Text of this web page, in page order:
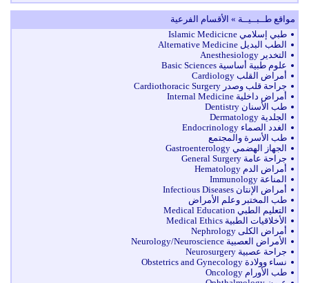
مواقع طــبــيــة » الأقسام الفرعية
طبي إسلامي Islamic Medicicne
الطب البديل Alternative Medicine
التخدير Anesthesiology
علوم طبية أساسية Basic Sciences
أمراض القلب Cardiology
جراحة قلب وصدر Cardiothoracic Surgery
أمراض داخلية Internal Medicine
طب الأسنان Dentistry
الجلدية Dermatology
الغدد الصماء Endocrinology
طب الأسرة والمجتمع
الجهاز الهضمي Gastroenterology
جراحة عامة General Surgery
أمراض الدم Hematology
المناعة Immunology
أمراض الإنتان Infectious Diseases
طب المختبر وعلم الأمراض
التعليم الطبي Medical Education
الأخلاقيات الطبية Medical Ethics
أمراض الكلى Nephrology
الأمراض العصبية Neurology/Neuroscience
جراحة عصبية Neurosurgery
نساء وولادة Obstetrics and Gynecology
طب الأورام Oncology